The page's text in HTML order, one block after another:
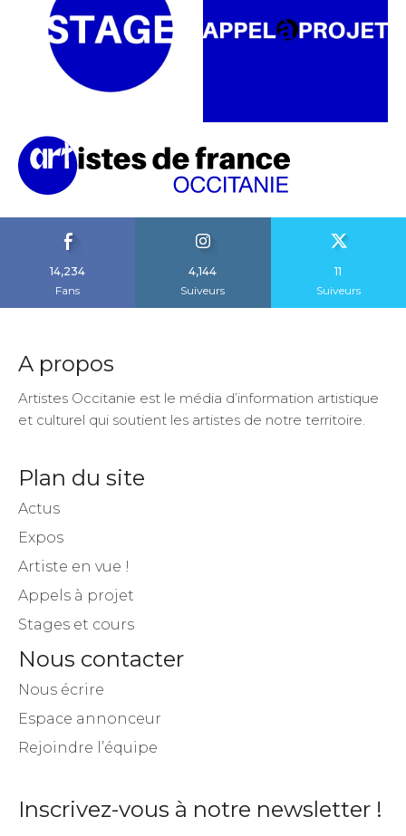
14,234
Fans
4,144
Suiveurs
11
Suiveurs
A propos
Artistes Occitanie est le média d’information artistique
et culturel qui soutient les artistes de notre territoire.
Plan du site
Actus
Expos
Artiste en vue !
Appels à projet
Stages et cours
Nous contacter
Nous écrire
Espace annonceur
Rejoindre l’équipe
Inscrivez-vous à notre newsletter !